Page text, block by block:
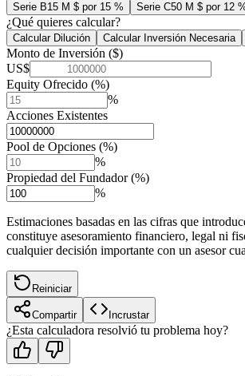
Serie B15 M $ por 15 % Serie C50 M $ por 12
¿Qué quieres calcular?
Calcular Dilución Calcular Inversión Necesaria
Monto de Inversión ($)
US$
Equity Ofrecido (%)
%
Acciones Existentes
Pool de Opciones (%)
%
Propiedad del Fundador (%)
%
Estimaciones basadas en las cifras que
constituye asesoramiento financiero, legal ni
cualquier decisión importante con un asesor
Reiniciar
Compartir Incrustar
¿Esta calculadora resolvió tu problema hoy?